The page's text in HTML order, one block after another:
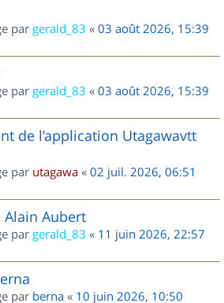
par gerald_83 « 03 août 2026, 15:39
par gerald_83 « 03 août 2026, 15:39
de l’application Utagawavtt
par utagawa « 02 juil. 2026, 06:51
Aubert
par gerald_83 « 11 juin 2026, 22:57
par berna « 10 juin 2026, 10:50